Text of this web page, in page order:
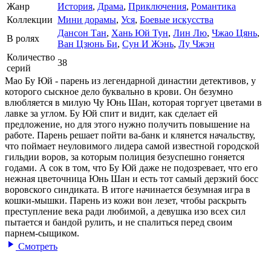
Жанр
История, Драма, Приключения, Романтика
Коллекции Мини дорамы, Уся, Боевые искусства
В ролях
Дансон Тан, Хань Юй Тун, Лин Лю, Чжао Цянь,
Ван Цзюнь Би, Сун И Жэнь, Лу Чжэн
Количество
серий
38
Мао Бу Юй - парень из легендарной династии детективов, у
которого сыскное дело буквально в крови. Он безумно
влюбляется в милую Чу Юнь Шан, которая торгует цветами в
лавке за углом. Бу Юй спит и видит, как сделает ей
предложение, но для этого нужно получить повышение на
работе. Парень решает пойти ва-банк и клянется начальству,
что поймает неуловимого лидера самой известной городской
гильдии воров, за которым полиция безуспешно гоняется
годами. А сок в том, что Бу Юй даже не подозревает, что его
нежная цветочница Юнь Шан и есть тот самый дерзкий босс
воровского синдиката. В итоге начинается безумная игра в
кошки-мышки. Парень из кожи вон лезет, чтобы раскрыть
преступление века ради любимой, а девушка изо всех сил
пытается и бандой рулить, и не спалиться перед своим
парнем-сыщиком.
Смотреть